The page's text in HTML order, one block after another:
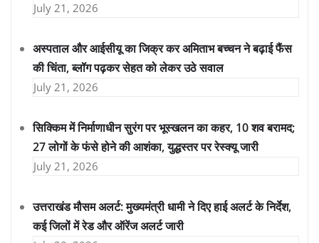
July 21, 2026
अस्पताल और आईसीयू का जिक्र कर अमिताभ बच्चन ने बढ़ाई फैंस
की चिंता, ब्लॉग पढ़कर सेहत को लेकर उठे सवाल
July 21, 2026
सिक्किम में निर्माणाधीन सुरंग पर भूस्खलन का कहर, 10 शव बरामद;
27 लोगों के फंसे होने की आशंका, युद्धस्तर पर रेस्क्यू जारी
July 21, 2026
उत्तराखंड मौसम अलर्ट: मुख्यमंत्री धामी ने दिए हाई अलर्ट के निर्देश,
कई जिलों में रेड और ऑरेंज अलर्ट जारी